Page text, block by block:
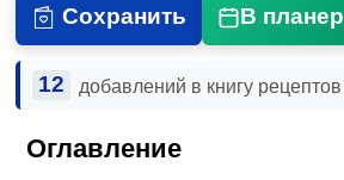
Сохранить В планер
12 добавлений в книгу рецептов
Оглавление